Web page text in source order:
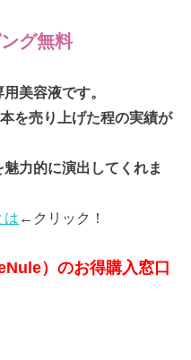
グ無料
美容液です。
を売り上げた程の実績が
力的に演出してくれま
は ←クリック！
）のお得購入窓口